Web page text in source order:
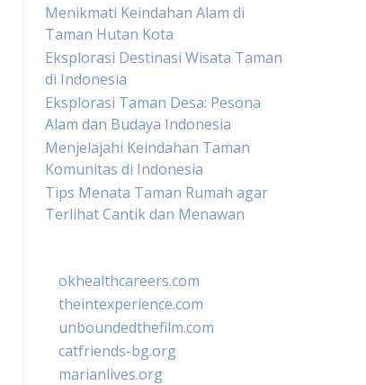
Menikmati Keindahan Alam di
Taman Hutan Kota
Eksplorasi Destinasi Wisata Taman
di Indonesia
Eksplorasi Taman Desa: Pesona
Alam dan Budaya Indonesia
Menjelajahi Keindahan Taman
Komunitas di Indonesia
Tips Menata Taman Rumah agar
Terlihat Cantik dan Menawan
okhealthcareers.com
theintexperience.com
unboundedthefilm.com
catfriends-bg.org
marianlives.org